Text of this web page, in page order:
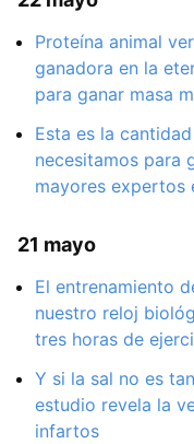
Proteína animal
ganadora en la
para ganar masa
Esta es la
necesitamos para
mayores expertos
21 mayo
El entrenamiento
nuestro reloj
tres horas de
Y si la sal no es
estudio revela la
infartos